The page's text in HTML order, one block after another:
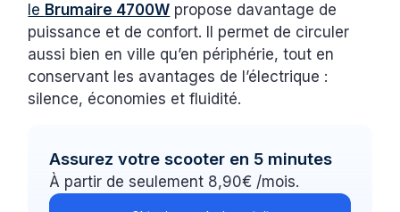
le Brumaire 4700W propose davantage de
puissance et de confort. Il permet de circuler
aussi bien en ville qu’en périphérie, tout en
conservant les avantages de l’électrique :
silence, économies et fluidité.
Assurez votre scooter en 5 minutes
À partir de seulement 8,90€ /mois.